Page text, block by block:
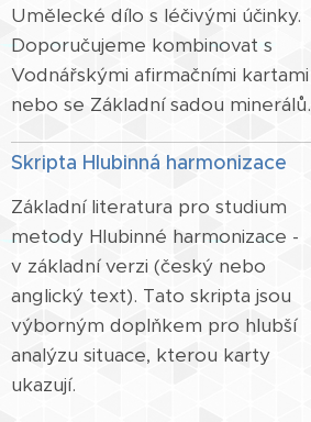
Umělecké dílo s léčivými účinky.
Doporučujeme kombinovat s
Vodnářskými afirmačními kartami
nebo se Základní sadou minerálů.
Skripta Hlubinná harmonizace
Základní literatura pro studium
metody Hlubinné harmonizace -
v základní verzi (český nebo
anglický text). Tato skripta jsou
výborným doplňkem pro hlubší
analýzu situace, kterou karty
ukazují.